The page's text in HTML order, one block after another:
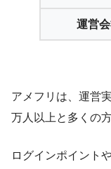
運営
アメフリは、運営
万人以上と多くの
ログインポイント